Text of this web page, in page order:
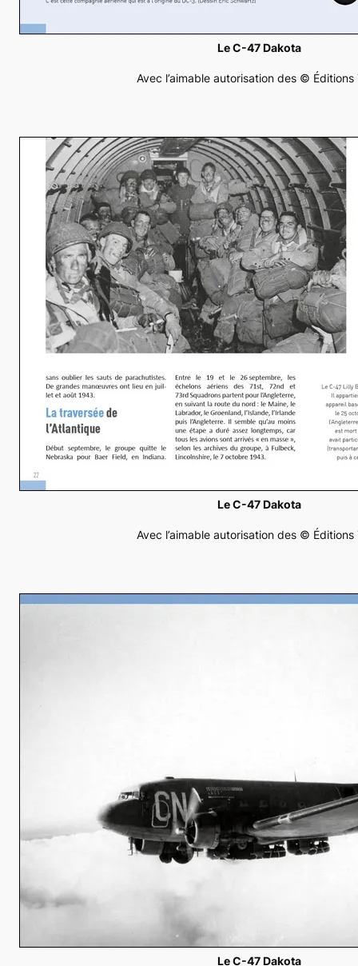
Le C-47 Dakota
Avec l’aimable autorisation des © Éditions
Le C-47 Dakota
Avec l’aimable autorisation des © Éditions
Le C-47 Dakota